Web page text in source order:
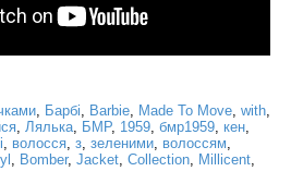
Барбі Barbie Made To Move with
Лялька БМР, 1959 бмр1959 кен
волосся з зеленими волоссям
Bomber, Jacket Collection Millicent